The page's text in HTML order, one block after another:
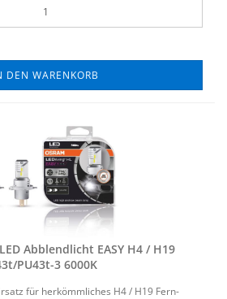
DEN WARENKORB
Ab­blend­licht EASY H4 / H19
PU43t-​​3 6000K
für her­kömm­li­ches H4 / H19 Fern-